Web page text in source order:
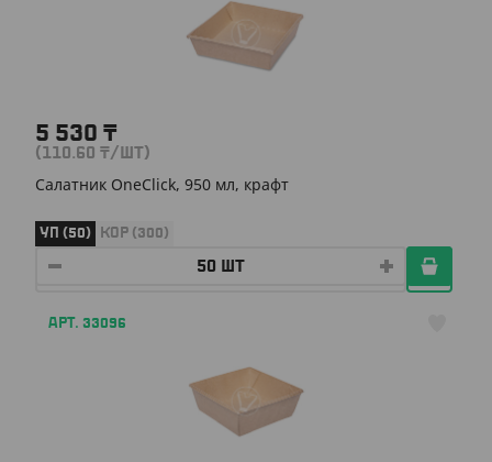
5 530 ₸
(110.60 ₸/ШТ)
Салатник OneClick, 950 мл, крафт
УП (50) КОР (300)
АРТ. 33096